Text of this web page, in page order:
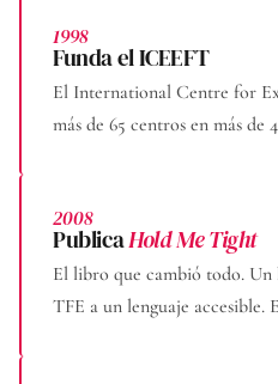
1998
Funda el ICEEFT
El International Centre for
más de 65 centros en más de
2008
PublicaHold Me Tight
El libro que cambió todo. Un
TFE a un lenguaje accesible.